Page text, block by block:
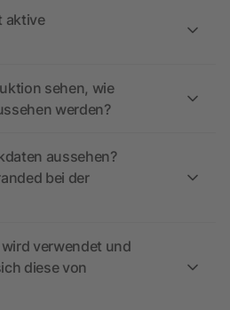
aktive
sehen, wie
werden?
aussehen?
bei der
verwendet und
diese von